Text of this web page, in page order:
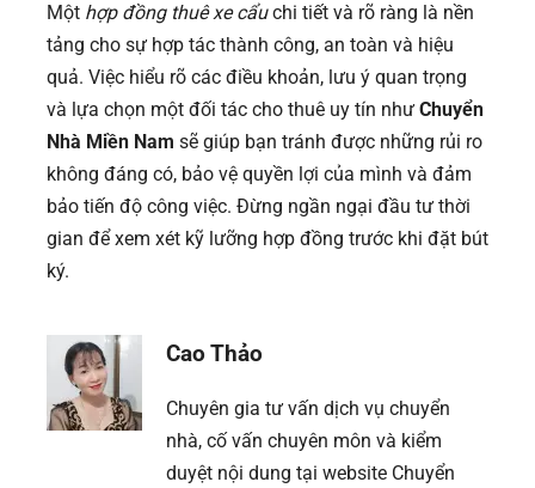
Một hợp đồng thuê xe cẩuchi tiết và rõ ràng là nền
tảng cho sự hợp tác thành công, an toàn và hiệu
quả. Việc hiểu rõ các điều khoản, lưu ý quan trọng
và lựa chọn một đối tác cho thuê uy tín như Chuyển
Nhà Miền Nam sẽ giúp bạn tránh được những rủi ro
không đáng có, bảo vệ quyền lợi của mình và đảm
bảo tiến độ công việc. Đừng ngần ngại đầu tư thời
gian để xem xét kỹ lưỡng hợp đồng trước khi đặt bút
ký.
Cao Thảo
Chuyên gia tư vấn dịch vụ chuyển
nhà, cố vấn chuyên môn và kiểm
duyệt nội dung tại website Chuyển